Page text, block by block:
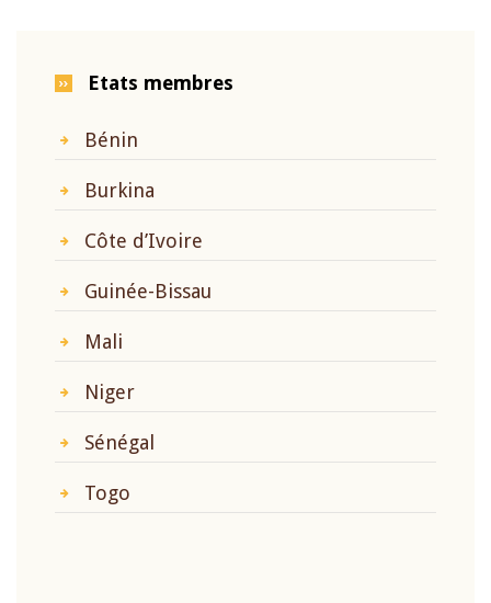
Etats membres
Bénin
Burkina
Côte d’Ivoire
Guinée-Bissau
Mali
Niger
Sénégal
Togo